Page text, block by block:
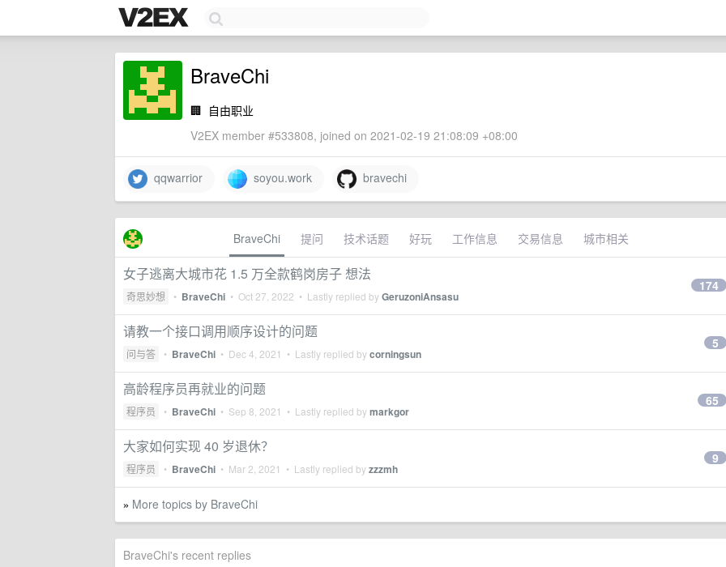
BraveChi
🏢 自由职业
V2EX member #533808, joined on 2021-02-19 21:08:09 +08:00
qqwarrior soyou.work bravechi
BraveChi 提问 技术话题 好玩 工作信息 交易信息 城市相关
女子逃离大城市花 1.5 万全款鹤岗房子 想法
奇思妙想 • BraveChi • Oct 27, 2022 • Lastly replied byGeruzoniAnsasu
174
请教一个接口调用顺序设计的问题
问与答 • BraveChi • Dec 4, 2021 • Lastly replied bycorningsun
5
高龄程序员再就业的问题
程序员 • BraveChi • Sep 8, 2021 • Lastly replied bymarkgor
65
大家如何实现 40 岁退休？
程序员 • BraveChi • Mar 2, 2021 • Lastly replied byzzzmh
9
» More topics by BraveChi
BraveChi's recent replies